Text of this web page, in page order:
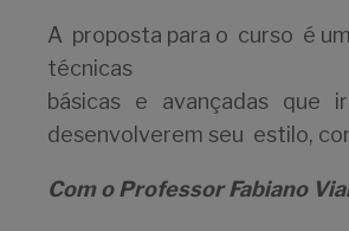
A proposta para o curso é
técnicas
básicas e avançadas que
desenvolverem seu estilo,
Com o Professor Fabiano